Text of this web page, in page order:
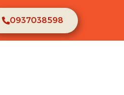
0937038598